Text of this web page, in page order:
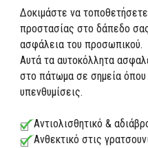
Δοκιμάστε να
προστασίας στο δάπεδο
ασφάλεια του προσωπικού.
Αυτά τα αυτοκόλλητα
στο πάτωμα σε σημεία όπου
υπενθυμίσεις.
Αντιολισθητικό &
Ανθεκτικό στις